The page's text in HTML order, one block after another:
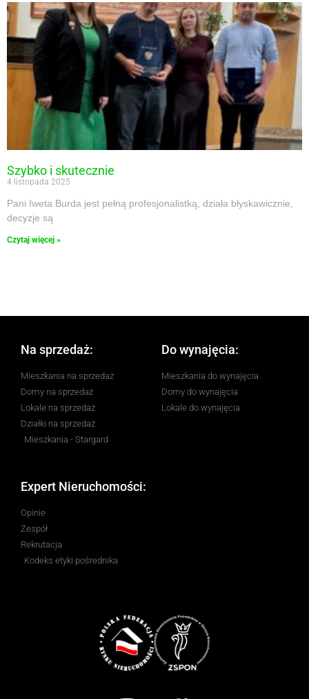
Szybko i skutecznie
4 listopada 2025
Pani Iweta Burda jest pełną profesjonalistką, działa błyskawicznie,
decyzje są
Czytaj więcej »
Na sprzedaż:
Mieszkania na sprzedaż
Domy na sprzedaż
Lokale na sprzedaż
Działki na sprzedaż
Mieszkania - Stargard
Do wynajęcia:
Mieszkania do wynajęcia
Domy do wynajęcia
Lokale do wynajęcia
Expert Nieruchomości:
Opinie
Zespół
Rekrutacja
Kodeks etyki pośrednika